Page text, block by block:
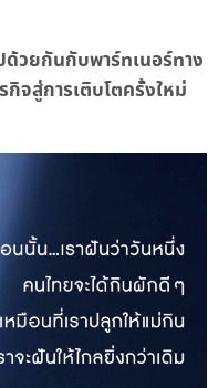
ด้วยกันกับพาร์ทเนอร์ทาง
จสู่การเติบโตครั้งใหม่